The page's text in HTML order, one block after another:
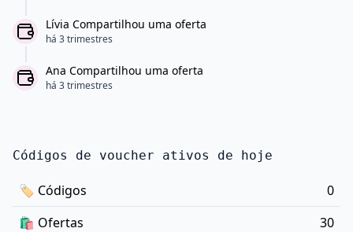
Lívia Compartilhou uma oferta
há 3 trimestres
Ana Compartilhou uma oferta
há 3 trimestres
Códigos de voucher ativos de hoje
🏷 Códigos
0
🛍️ Ofertas
30